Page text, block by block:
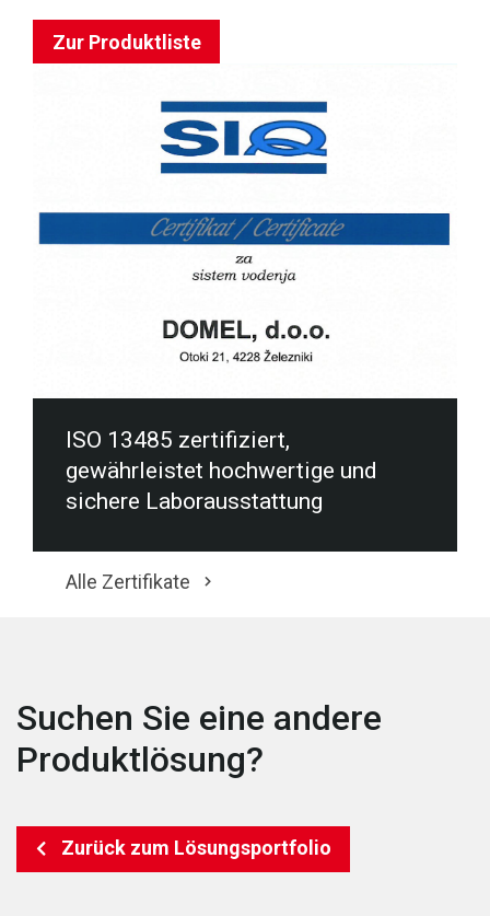
Zur Produktliste
ISO 13485 zertifiziert,
gewährleistet hochwertige und
sichere Laborausstattung
Alle Zertifikate
Suchen Sie eine andere
Produktlösung?
Zurück zum Lösungsportfolio